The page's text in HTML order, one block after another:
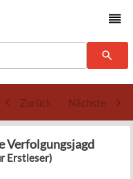
Zurück Nächste
Verfolgungsjagd
Erstleser)